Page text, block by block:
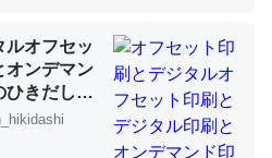
。
学の大問題＝「昆虫はなぜ海にいな
ルオフセッ
オンデマン
ひきだし